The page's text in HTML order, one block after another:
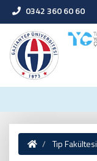
0342 360 60 60
Tıp Fakültesi